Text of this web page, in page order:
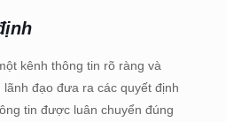
kênh thông tin rõ ràng và
đạo đưa ra các quyết định
tin được luân chuyển đúng